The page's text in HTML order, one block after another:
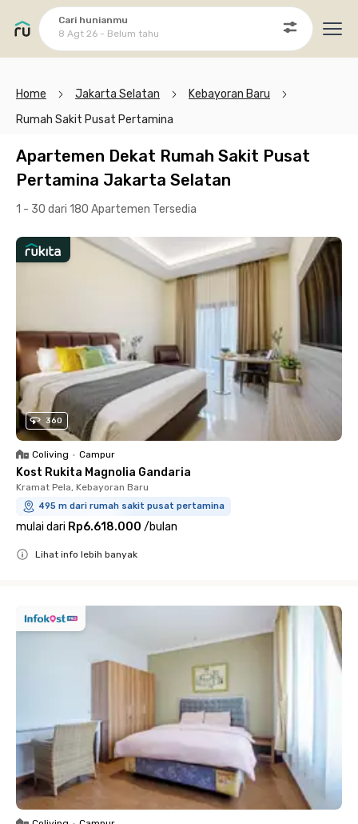
Cari hunianmu
8 Agt 26 - Belum tahu
Home Jakarta Selatan
Kebayoran Baru
Rumah Sakit Pusat Pertamina
Apartemen Dekat Rumah Sakit Pusat
Pertamina Jakarta Selatan
1 - 30 dari 180 Apartemen Tersedia
360
Coliving • Campur
Kost Rukita Magnolia Gandaria
Kramat Pela, Kebayoran Baru
495 m dari rumah sakit pusat pertamina
mulai dari Rp6.618.000 /bulan
Lihat info lebih banyak